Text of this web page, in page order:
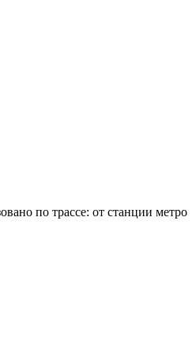
по трассе: от станции метро